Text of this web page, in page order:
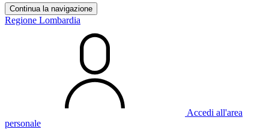
Continua la navigazione
Regione Lombardia
Accedi all'area
personale